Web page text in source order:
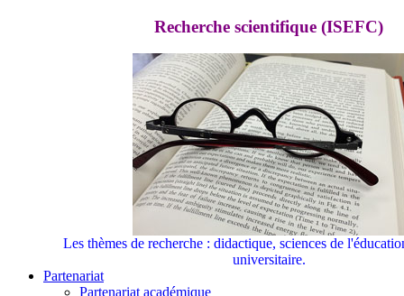
Recherche scientifique (ISEFC)
Les thèmes de recherche : didactique, sciences de
universitaire.
Partenariat
Partenariat académique